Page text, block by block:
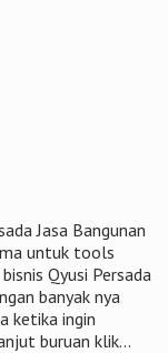
Jasa Bangunan
untuk tools
Qyusi Persada
banyak nya
ketika ingin
buruan klik...